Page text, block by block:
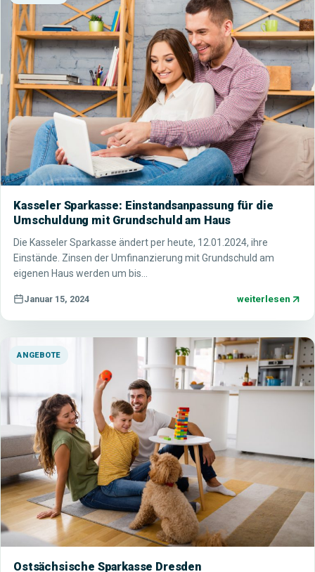
Kasseler Sparkasse: Einstandsanpassung für die
Umschuldung mit Grundschuld am Haus
Die Kasseler Sparkasse ändert per heute, 12.01.2024, ihre
Einstände. Zinsen der Umfinanzierung mit Grundschuld am
eigenen Haus werden um bis…
Januar 15, 2024 weiterlesen
ANGEBOTE
Ostsächsische Sparkasse Dresden